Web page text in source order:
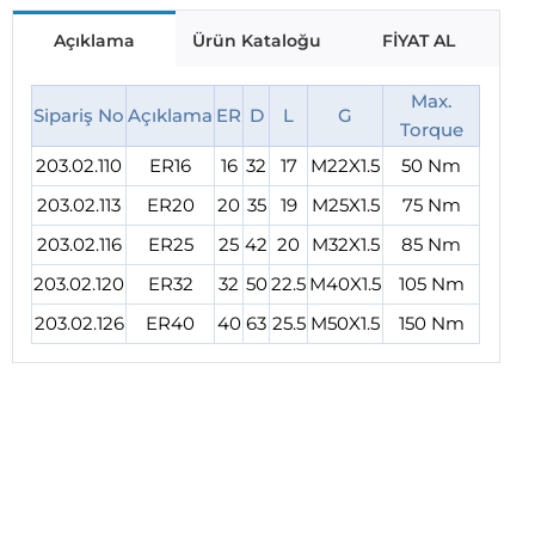
Açıklama Ürün Kataloğu FİYAT AL
Sipariş No Açıklama ER D L G
Max.
Torque
203.02.110
ER16 16 32 17 M22X1.5
50 Nm
203.02.113
ER20 20 35 19 M25X1.5
75 Nm
203.02.116
ER25 25 42 20 M32X1.5
85 Nm
203.02.120
ER32 32 5022.5 M40X1.5
105 Nm
203.02.126
ER40 40 63 25.5 M50X1.5 150 Nm